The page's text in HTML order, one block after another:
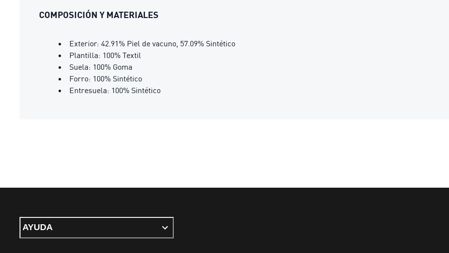
COMPOSICIÓN Y MATERIALES
Exterior: 42.91% Piel de vacuno, 57.09% Sintético
Plantilla: 100% Textil
Suela: 100% Goma
Forro: 100% Sintético
Entresuela: 100% Sintético
AYUDA